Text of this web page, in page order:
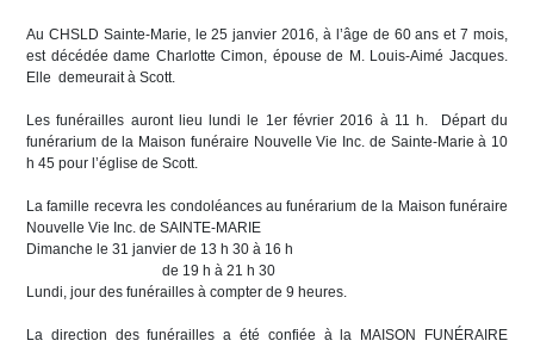
Au CHSLD Sainte-Marie, le 25 janvier 2016, à l’âge de 60 ans et 7 mois,
est décédée dame Charlotte Cimon, épouse de M. Louis-Aimé Jacques.
Elle demeurait à Scott.
Les funérailles auront lieu lundi le 1er février 2016 à 11 h. Départ du
funérarium de la Maison funéraire Nouvelle Vie Inc. de Sainte-Marie à 10
h 45 pour l’église de Scott.
La famille recevra les condoléances au funérarium de la Maison funéraire
Nouvelle Vie Inc. de SAINTE-MARIE
Dimanche le 31 janvier de 13 h 30 à 16 h
de 19 h à 21 h 30
Lundi, jour des funérailles à compter de 9 heures.
La direction des funérailles a été confiée à la MAISON FUNÉRAIRE